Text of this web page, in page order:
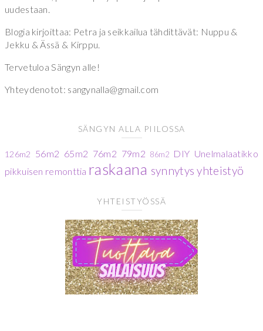
uudestaan.
Blogia kirjoittaa: Petra ja seikkailua tähdittävät: Nuppu &
Jekku & Ässä & Kirppu.
Tervetuloa Sängyn alle!
Yhteydenotot: sangynalla@gmail.com
SÄNGYN ALLA PIILOSSA
126m2 56m2 65m2 76m2 79m2 86m2 DIY Unelmalaatikko
pikkuisen remonttia raskaana synnytys yhteistyö
YHTEISTYÖSSÄ